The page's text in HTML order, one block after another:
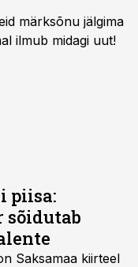
märksõnu jälgima
ilmub midagi uut!
piisa:
sõidutab
Saksamaa kiirteel